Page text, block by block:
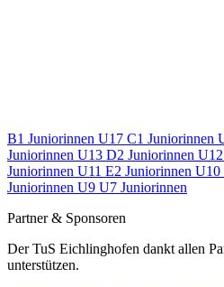
B1 Juniorinnen U17 C1 Juniorinnen
Juniorinnen U13 D2 Juniorinnen U12
Juniorinnen U11 E2 Juniorinnen U10
Juniorinnen U9 U7 Juniorinnen
Partner & Sponsoren
Der TuS Eichlinghofen dankt allen
unterstützen.